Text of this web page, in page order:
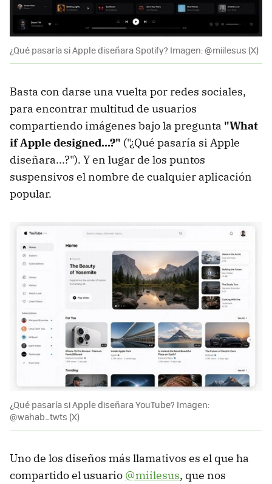
¿Qué pasaría si Apple diseñara Spotify? Imagen: @miilesus (X)
Basta con darse una vuelta por redes sociales,
para encontrar multitud de usuarios
compartiendo imágenes bajo la pregunta "What
if Apple designed...?" ("¿Qué pasaría si Apple
diseñara...?"). Y en lugar de los puntos
suspensivos el nombre de cualquier aplicación
popular.
¿Qué pasaría si Apple diseñara YouTube? Imagen:
@wahab_twts (X)
Uno de los diseños más llamativos es el que ha
compartido el usuario @miilesus, que nos